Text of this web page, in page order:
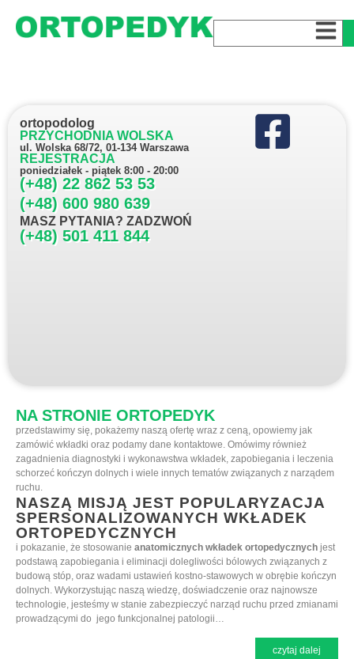
ortopodolog
PRZYCHODNIA WOLSKA
ul. Wolska 68/72, 01-134 Warszawa
REJESTRACJA
poniedziałek - piątek 8:00 - 20:00
(+48) 22 862 53 53
(+48) 600 980 639
MASZ PYTANIA? ZADZWOŃ
(+48) 501 411 844
NA STRONIE ORTOPEDYK
przedstawimy się, pokażemy naszą ofertę wraz z ceną, opowiemy jak
zamówić wkładki oraz podamy dane kontaktowe. Omówimy również
zagadnienia diagnostyki i wykonawstwa wkładek, zapobiegania i leczenia
schorzeć kończyn dolnych i wiele innych tematów związanych z narządem
ruchu.
NASZĄ MISJĄ JEST POPULARYZACJA
SPERSONALIZOWANYCH WKŁADEK
ORTOPEDYCZNYCH
i pokazanie, że stosowanie anatomicznych wkładek ortopedycznych jest
podstawą zapobiegania i eliminacji dolegliwości bólowych związanych z
budową stóp, oraz wadami ustawień kostno-stawowych w obrębie kończyn
dolnych. Wykorzystując naszą wiedzę, doświadczenie oraz najnowsze
technologie, jesteśmy w stanie zabezpieczyć narząd ruchu przed zmianami
prowadzącymi do jego funkcjonalnej patologii…
czytaj dalej